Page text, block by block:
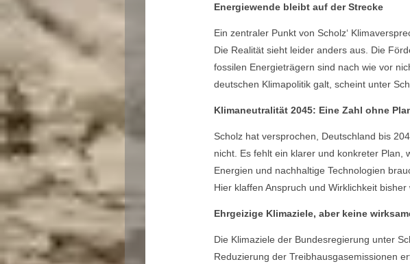
Energiewende bleibt auf der Strecke
Ein zentraler Punkt von Scholz‘
Die Realität sieht leider anders aus. Die
fossilen Energieträgern sind nach wie vor
deutschen Klimapolitik galt, scheint unter
Klimaneutralität 2045: Eine Zahl ohne
Scholz hat versprochen, Deutschland bis
nicht. Es fehlt ein klarer und konkreter Plan,
Energien und nachhaltige Technologien
Hier klaffen Anspruch und Wirklichkeit bisher
Ehrgeizige Klimaziele, aber keine
Die Klimaziele der Bundesregierung unter
Reduzierung der Treibhausgasemissionen